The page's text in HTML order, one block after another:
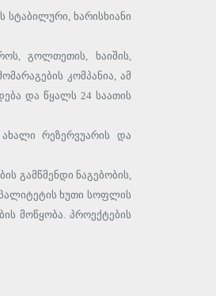
სტაბილური, ხარისხიანი
გოლთეთის, ხაიშის,
კომპანია, ამ
და წყალს 24 საათის
რეზერვუარის და
გამწმენდი ნაგებობის,
ხუთი სოფლის
მოწყობა. პროექტების